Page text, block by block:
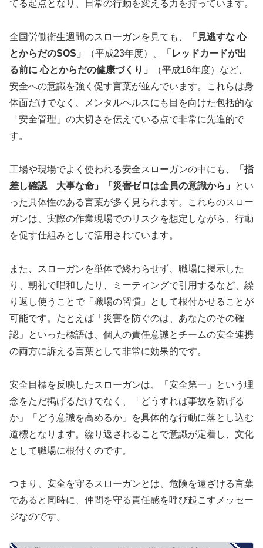
てる起点となり、日常の行動を変える力を持っています。
全国労働衛生週間のスローガンを見ても、
「見逃すな 心
とからだのSOS」
（平成23年度）、
「レッドカードが出
る前に 心とからだの健康づくり」
（平成16年度）など、
安全への意識を強く促す言葉が並んでいます。これらは身
体面だけでなく、メンタルヘルスにも目を向けた包括的な
「安全管理」の大切さを伝えている点で非常に先進的で
す。
工場や現場でよく使われる安全スローガンの中にも、
「指
差し確認 大事な命」「災害ゼロは全員の意識から」
とい
った具体性のある言葉が多く見られます。これらのスロー
ガンは、実際の作業現場でのリスクを想定しながら、行動
を促す仕組みとして活用されています。
また、スローガンを単体で終わらせず、職場に掲示した
り、朝礼で唱和したり、ミーティングで引用するなど、繰
り返し使うことで「職場の習慣」として根付かせることが
可能です。たとえば「災害を防ぐのは、あなたのその確
認」といった標語は、個人の責任意識とチームの安全連携
の両方に訴える言葉として非常に効果的です。
安全目標を反映したスローガンは、「安全第一」という理
念をただ掲げるだけでなく、「どうすれば事故を防げる
か」「どう意識を高めるか」を具体的な行動に落とし込む
道標となります。繰り返されることで意識が定着し、文化
として職場に根付くのです。
つまり、安全を守るスローガンとは、危険を遠ざける言葉
であると同時に、仲間を守る責任感を呼び起こすメッセー
ジなのです。